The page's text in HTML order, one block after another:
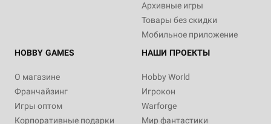
Архивные игры
Товары без скидки
Мобильное приложение
HOBBY GAMES
О магазине
Франчайзинг
Игры оптом
Корпоративные подарки
НАШИ ПРОЕКТЫ
Hobby World
Игрокон
Warforge
Мир фантастики